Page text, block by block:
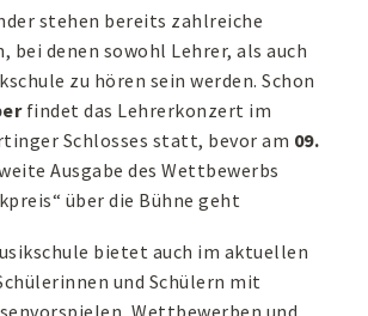
stehen bereits zahlreiche
bei denen sowohl Lehrer, als auch
zu hören sein werden. Schon
findet das Lehrerkonzert im
Schlosses statt, bevor am 09.
Ausgabe des Wettbewerbs
über die Bühne geht
bietet auch im aktuellen
und Schülern mit
Wettbewerben und